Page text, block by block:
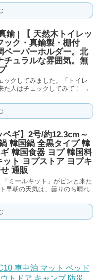
鍮 | 【 天然木トイレッ
ック・真鍮製・棚付
ペーパーホルダー。北
チュラルな雰囲気。無
ックしてみました。「トイレ
た人はチェックしてみて！ →
ギ】2号/約12.3cm～
韓国鍋 全黒タイプ 韓
韓国食器 ヨプ 韓国料
ト ヨプストア ヨプキ
通販
ミールキット」がピンと来た
早朝の天気は、曇りのち晴れ
車中泊 マット ベッド
トドア キャンプ 防災